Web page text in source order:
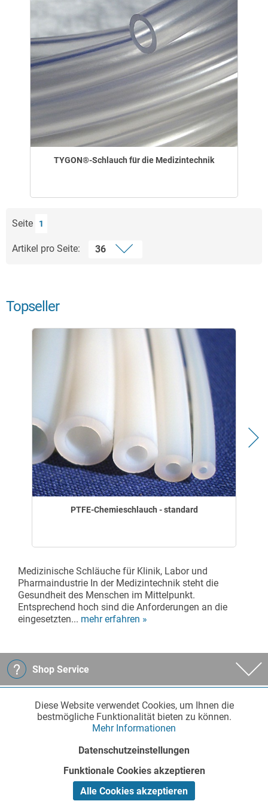
TYGON®-Schlauch für die Medizintechnik
Seite 1
Artikel pro Seite:
Topseller
PTFE-Chemieschlauch - standard
Medizinische Schläuche für Klinik, Labor und
Pharmaindustrie In der Medizintechnik steht die
Gesundheit des Menschen im Mittelpunkt.
Entsprechend hoch sind die Anforderungen an die
eingesetzten... mehr erfahren »
Shop Service
Informationen
Funktionale Aktiv
Inaktiv
Diese Website verwendet Cookies, um Ihnen die
bestmögliche Funktionalität bieten zu können.
Mehr Informationen
Datenschutzeinstellungen
Funktionale Cookies akzeptieren
Alle Cookies akzeptieren